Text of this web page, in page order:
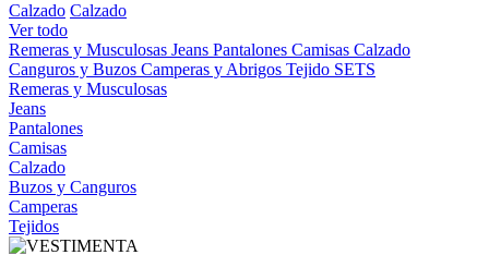
Calzado Calzado
Ver todo
Remeras y Musculosas Jeans Pantalones Camisas Calzado
Canguros y Buzos Camperas y Abrigos Tejido SETS
Remeras y Musculosas
Jeans
Pantalones
Camisas
Calzado
Buzos y Canguros
Camperas
Tejidos